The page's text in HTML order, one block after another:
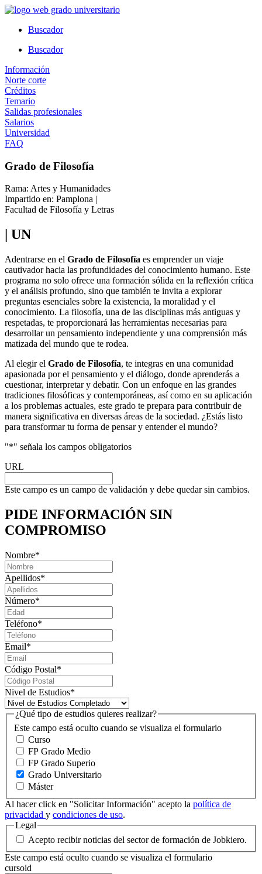
Ir
contenidoBuscador
Buscador
Información
Norte corte
Créditos
Temario
Salidas profesionales
Salarios
Universidad
FAQ
Grado de Filosofía
Rama: Artes y Humanidades
Impartido en: Pamplona |
Facultad de Filosofía y Letras
| UN
Adentrarse en el Grado de Filosofía es emprender un viaje
cautivador hacia las profundidades del conocimiento humano. Este
programa no solo ofrece una formación sólida en la reflexión crítica
y el análisis profundo, sino que también te invita a explorar
preguntas esenciales sobre la existencia, la moralidad y el
conocimiento. La filosofía, una de las disciplinas más antiguas y
respetadas, te proporcionará las herramientas necesarias para
desarrollar un pensamiento independiente y una comprensión más
matizada del mundo que te rodea.
Al elegir el Grado de Filosofía, te integras en una comunidad
apasionada por el pensamiento y el diálogo, donde aprenderás a
cuestionar, interpretar y debatir. Con un enfoque en las grandes
tradiciones filosóficas y contemporáneas, así como en su aplicación
a los problemas actuales, este grado te prepara para contribuir de
manera significativa en diversas áreas de la sociedad. ¿Estás listo
para transformar tu forma de pensar y entender el mundo?
"*" señala los campos obligatorios
URL
Este campo es un campo de validación y debe quedar sin cambios.
PIDE INFORMACIÓN SIN
COMPROMISO
Nombre*
Apellidos*
Número*
Teléfono*
Email*
Código Postal*
Nivel de Estudios*
Este campo está oculto cuando se visualiza el formulario
¿Qué tipo de estudios quieres realizar?
Curso
FP Grado Medio
FP Grado Superio
Grado Universitario
Máster
Al hacer click en "Solicitar Información" acepto la política de
privacidad y condiciones de uso.
Legal
Acepto recibir noticias del sector de formación de Jobkiero.
Este campo está oculto cuando se visualiza el formulario
cursoid